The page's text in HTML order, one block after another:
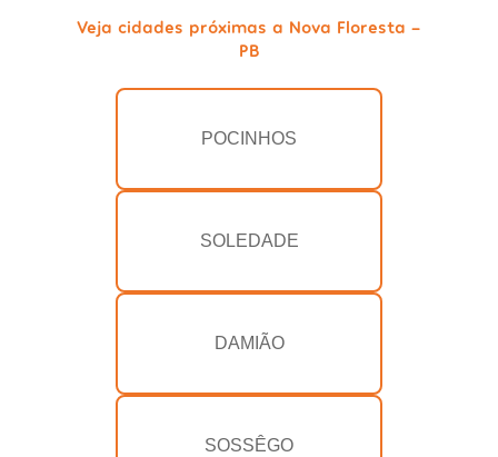
Veja cidades próximas a Nova Floresta -
PB
POCINHOS
SOLEDADE
DAMIÃO
SOSSÊGO